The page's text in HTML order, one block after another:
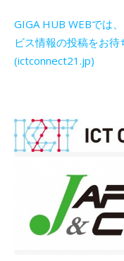
GIGA HUB WEBでは
ビス情報の投稿をお
(ictconnect21.jp)